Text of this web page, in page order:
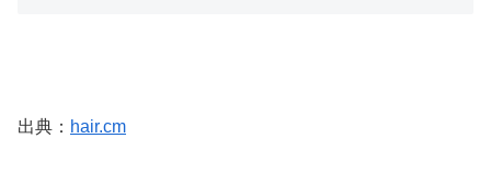
出典： hair.cm